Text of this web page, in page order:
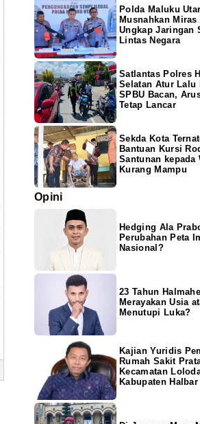
Polda Maluku
Musnahkan Miras
Ungkap Jaringan
Lintas Negara
Satlantas Polres
Selatan Atur Lalu
SPBU Bacan,
Tetap Lancar
Sekda Kota
Bantuan Kursi
Santunan kepada
Kurang Mampu
Opini
Hedging Ala
Perubahan Peta
Nasional?
23 Tahun
Merayakan Usia
Menutupi Luka?
Kajian Yuridis
Rumah Sakit
Kecamatan
Kabupaten Halbar